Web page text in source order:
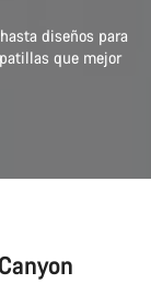
diseños para
que mejor